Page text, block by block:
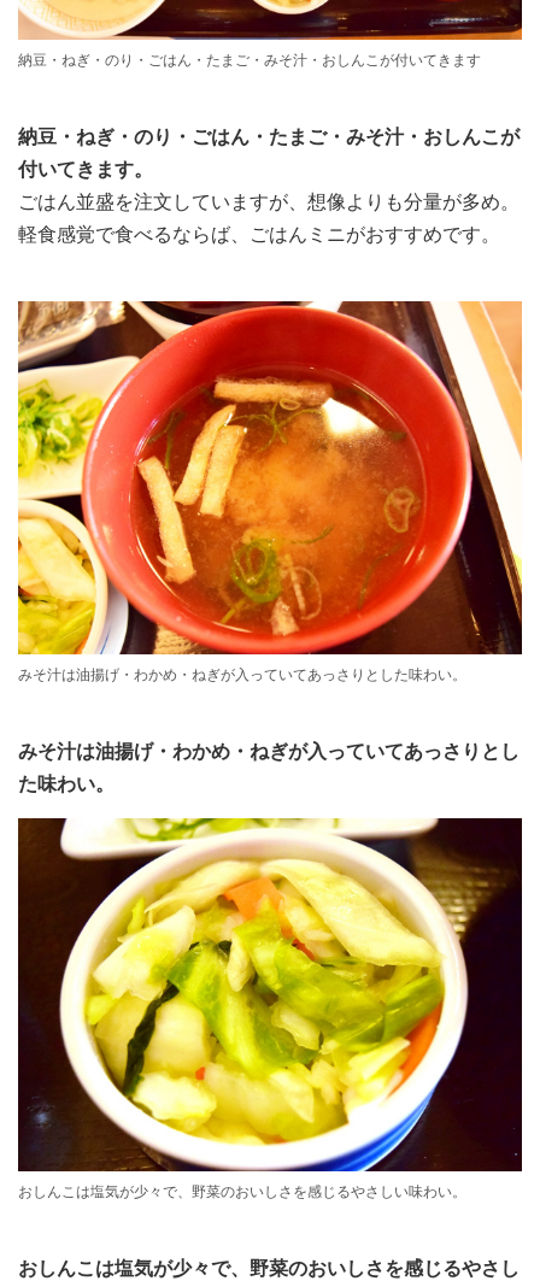
納豆・ねぎ・のり・ごはん・たまご・みそ汁・おしんこが付いてきます
納豆・ねぎ・のり・ごはん・たまご・みそ汁・おしんこが
付いてきます。
ごはん並盛を注文していますが、想像よりも分量が多め。
軽食感覚で食べるならば、ごはんミニがおすすめです。
みそ汁は油揚げ・わかめ・ねぎが入っていてあっさりとした味わい。
みそ汁は油揚げ・わかめ・ねぎが入っていてあっさりとし
た味わい。
おしんこは塩気が少々で、野菜のおいしさを感じるやさしい味わい。
おしんこは塩気が少々で、野菜のおいしさを感じるやさし